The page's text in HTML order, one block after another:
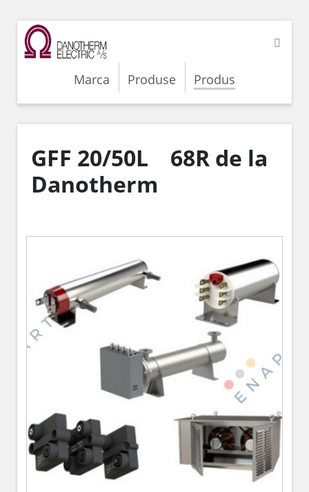
Marca Produse Produs
GFF 20/50L 68R de la
Danotherm